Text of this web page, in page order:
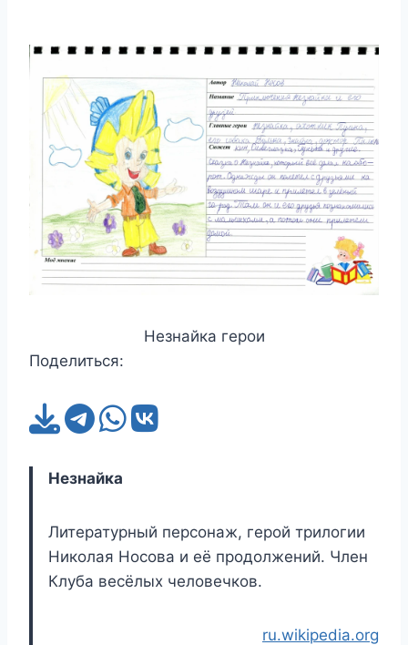
Незнайка герои
Поделиться:
Незнайка
Литературный персонаж, герой трилогии
Николая Носова и её продолжений. Член
Клуба весёлых человечков.
ru.wikipedia.org